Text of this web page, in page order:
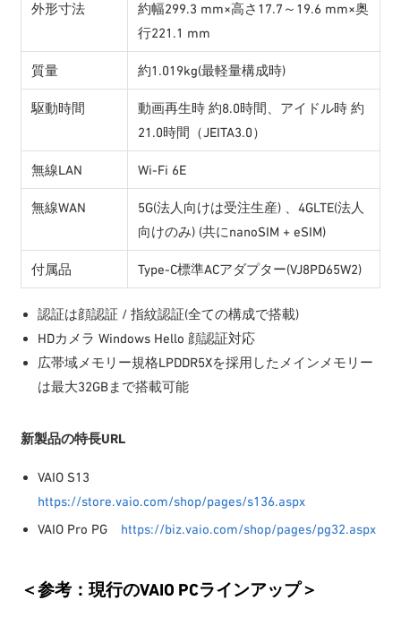
外形寸法
約幅299.3 mm×高さ17.7～19.6 mm×奥
行221.1 mm
質量 約1.019kg(最軽量構成時)
駆動時間
動画再生時 約8.0時間、アイドル時 約
21.0時間（JEITA3.0）
無線LAN Wi-Fi 6E
無線WAN
5G(法人向けは受注生産) 、4GLTE(法人
向けのみ) (共にnanoSIM + eSIM)
付属品 Type-C標準ACアダプター(VJ8PD65W2)
認証は顔認証 / 指紋認証(全ての構成で搭載)
HDカメラ Windows Hello 顔認証対応
広帯域メモリー規格LPDDR5Xを採用したメインメモリー
は最大32GBまで搭載可能
新製品の特長URL
VAIO S13
https://store.vaio.com/shop/pages/s136.aspx
VAIO Pro PG https://biz.vaio.com/shop/pages/pg32.aspx
＜参考：現行のVAIO PCラインアップ＞